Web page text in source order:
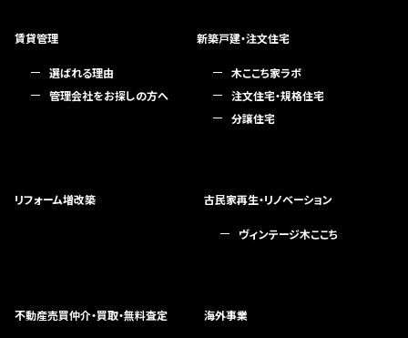
賃貸管理
選ばれる理由
管理会社をお探しの方へ
新築戸建・注文住宅
木ここち家ラボ
注文住宅・規格住宅
分譲住宅
リフォーム増改築 古民家再生・リノベーション
ヴィンテージ木ここち
不動産売買仲介・買取・無料査定 海外事業